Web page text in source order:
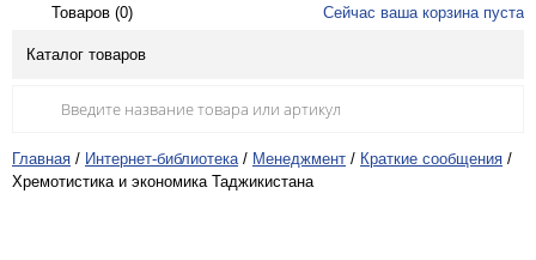
Товаров (0) Сейчас ваша корзина пуста
Каталог товаров
Главная / Интернет-библиотека / Менеджмент / Краткие сообщения /
Хремотистика и экономика Таджикистана